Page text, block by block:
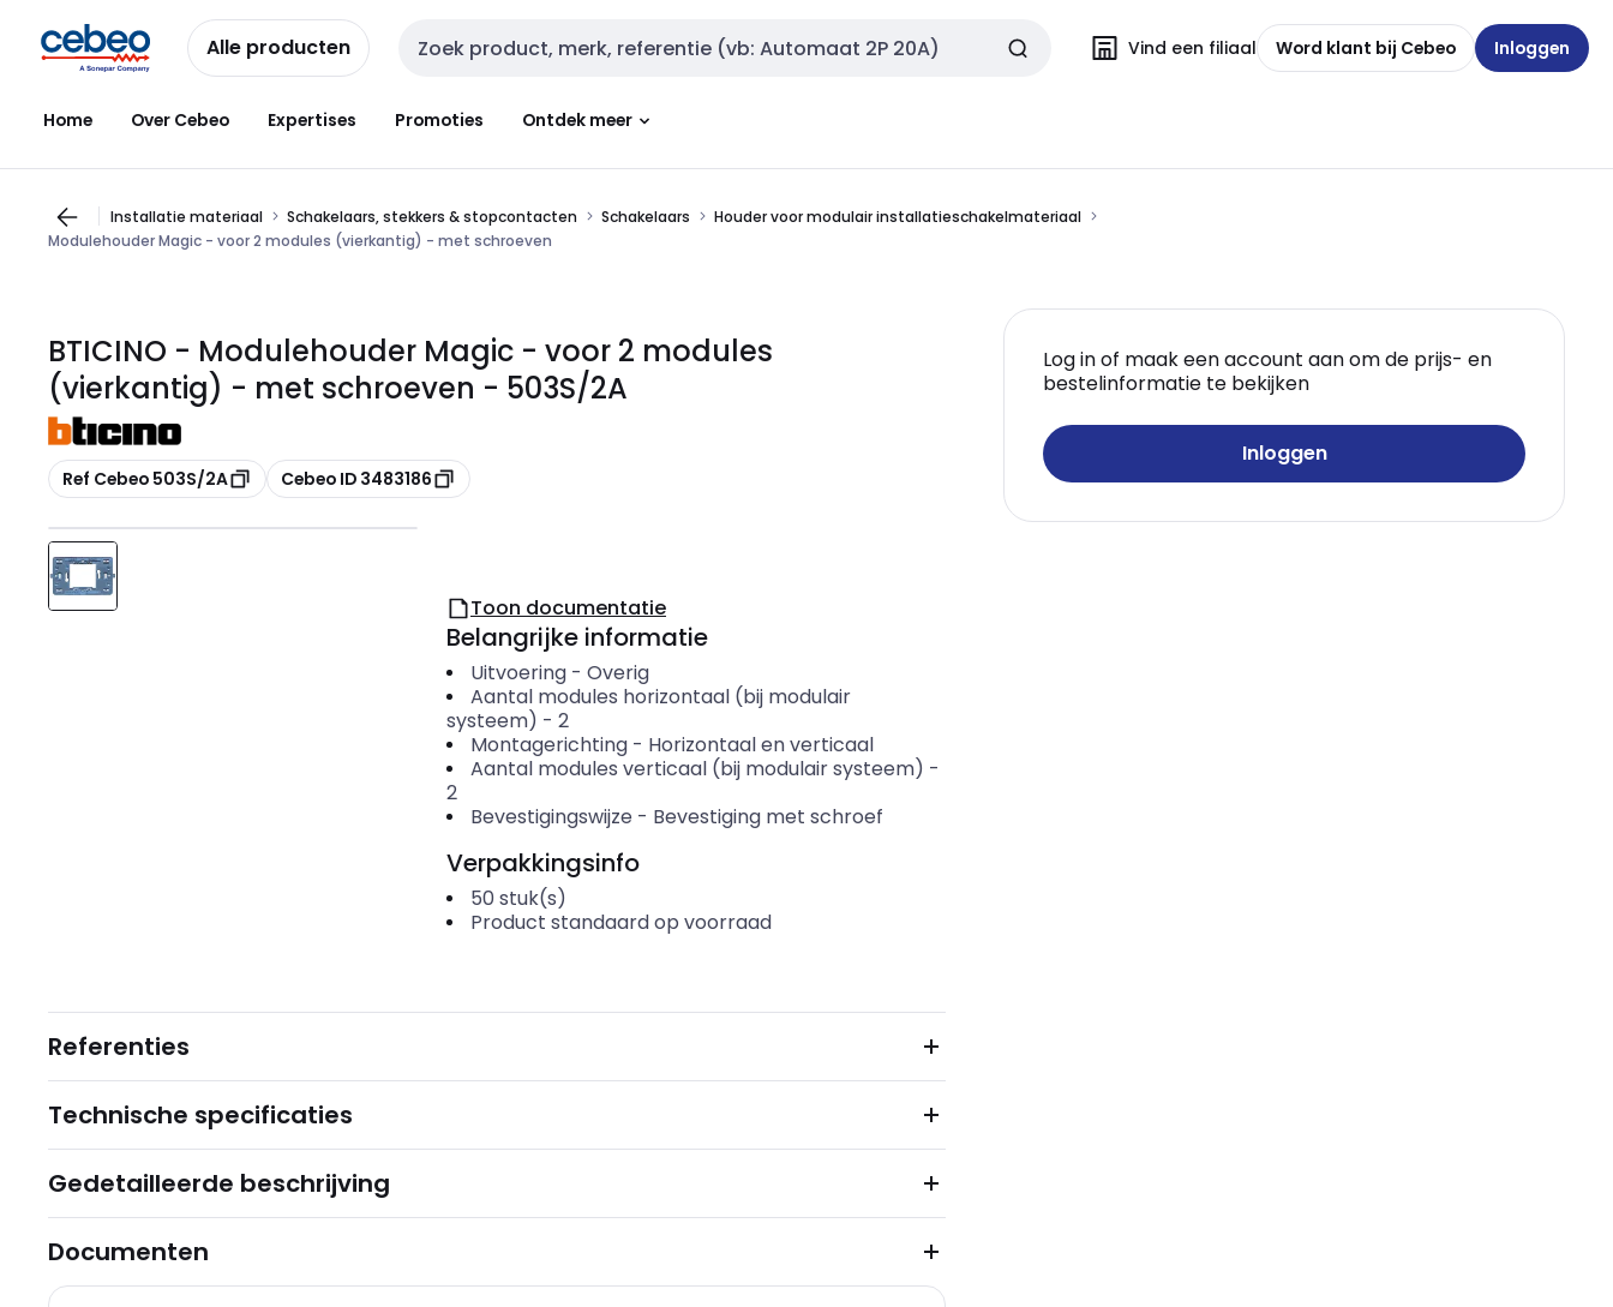
naar
navigatie
naar
inhoud
Alle producten Zoekveld invoer Vind een filiaal Word klant bij Cebeo Inloggen
Home Over Cebeo Expertises Promoties Ontdek meer
Installatie materiaal Schakelaars, stekkers & stopcontacten Schakelaars
Houder voor modulair installatieschakelmateriaal
Modulehouder Magic - voor 2 modules (vierkantig) - met schroeven
BTICINO - Modulehouder Magic - voor 2 modules
(vierkantig) - met schroeven - 503S/2A
Kopiëren
Ref Cebeo 503S/2A Kopiëren
Cebeo ID 3483186
Log in of maak een account aan om de prijs- en
bestelinformatie te bekijken
Inloggen
Toon documentatie
Belangrijke informatie
Uitvoering- Overig
Aantal modules horizontaal (bij modulair
systeem) - 2
Montagerichting- Horizontaal en verticaal
Aantal modules verticaal (bij modulair systeem) -
2
Bevestigingswijze - Bevestiging met schroef
Verpakkingsinfo
50 stuk(s)
Product standaard op voorraad
Referenties
Technische specificaties
Gedetailleerde beschrijving
Documenten